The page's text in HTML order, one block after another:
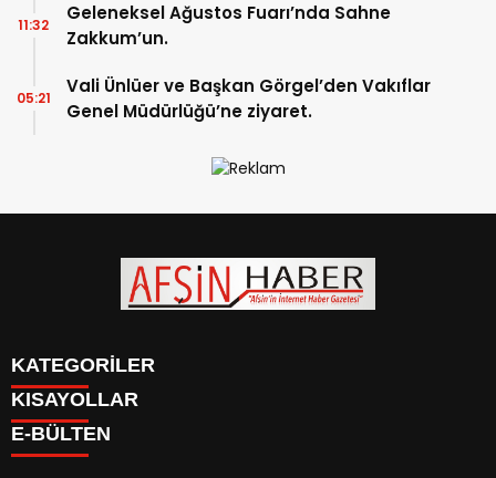
Geleneksel Ağustos Fuarı’nda Sahne
Zakkum’un.
11:32
Vali Ünlüer ve Başkan Görgel’den Vakıflar
Genel Müdürlüğü’ne ziyaret.
05:21
KATEGORİLER
SİYASET
EĞİTİM
KISAYOLLAR
SİYASET
E-BÜLTEN